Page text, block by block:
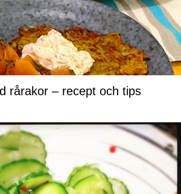
rårakor – recept och tips